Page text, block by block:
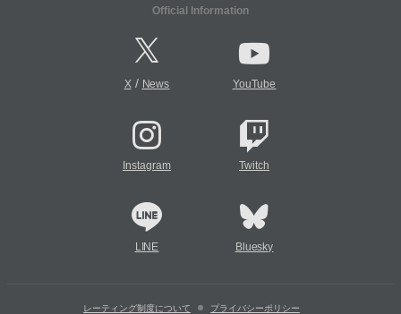
Official Information
X/ News YouTube
Instagram Twitch
LINE Bluesky
レーティング制度について プライバシーポリシー